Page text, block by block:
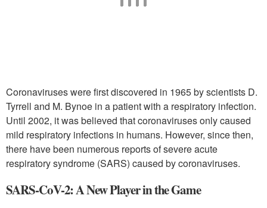
Coronaviruses were first discovered in 1965 by scientists D.
Tyrrell and M. Bynoe in a patient with a respiratory infection.
Until 2002, it was believed that coronaviruses only caused
mild respiratory infections in humans. However, since then,
there have been numerous reports of severe acute
respiratory syndrome (SARS) caused by coronaviruses.
SARS-CoV-2: A New Player in the Game